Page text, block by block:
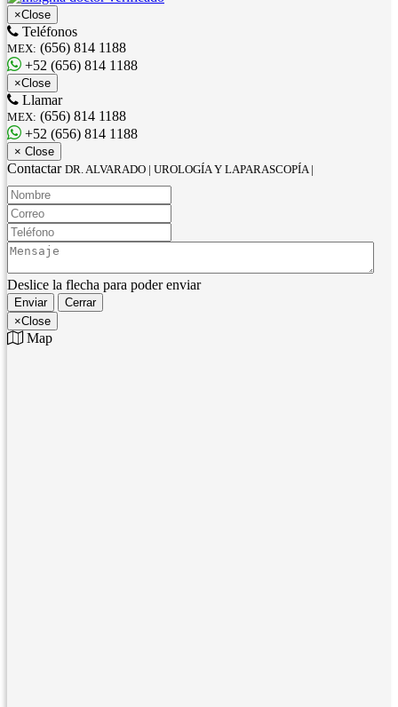
×Close
Teléfonos
MEX: (656) 814 1188
+52 (656) 814 1188
×Close
Llamar
MEX: (656) 814 1188
+52 (656) 814 1188
× Close
Contactar DR. ALVARADO | UROLOGÍA Y LAPARASCOPÍA |
Nombre:
Correo:
Teléfono:
Mensaje:
Deslice la flecha para poder enviar
Enviar
Cerrar
×Close
Map